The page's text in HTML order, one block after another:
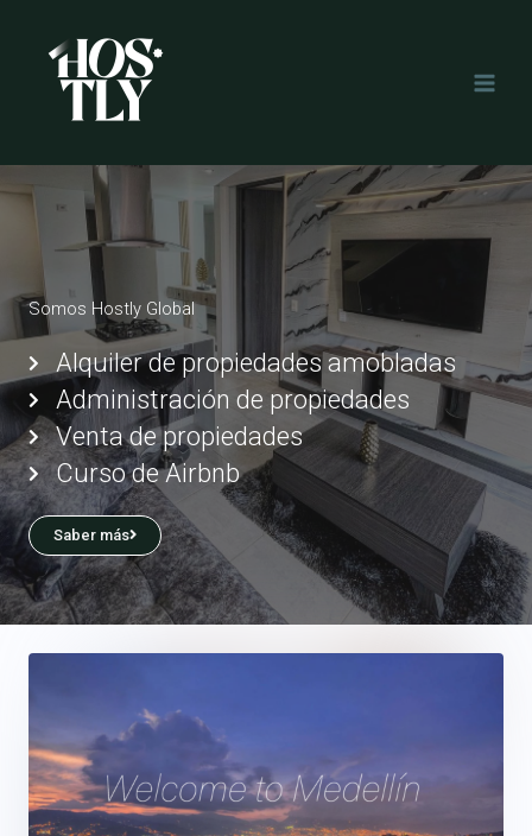
contenido
Somos Hostly Global
Alquiler de propiedades amobladas
Administración de propiedades
Venta de propiedades
Curso de Airbnb
Saber más